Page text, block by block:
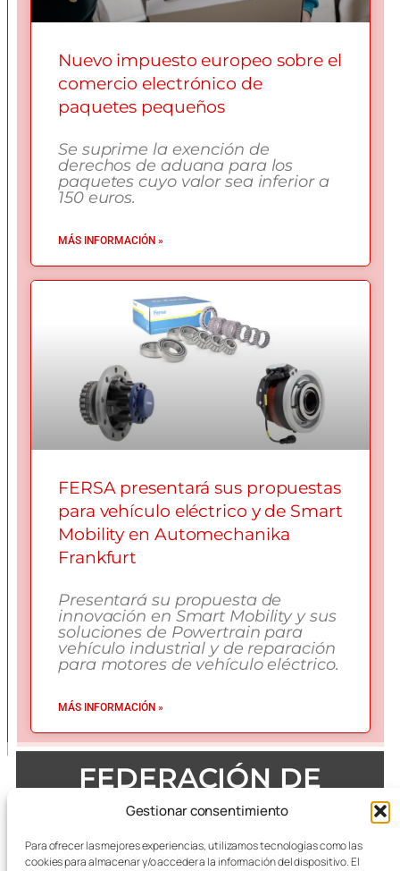
Gestionar consentimiento
Para ofrecer las mejores experiencias, utilizamos tecnologías como las
cookies para almacenar y/o acceder a la información del dispositivo. El
Nuevo impuesto europeo sobre el
comercio electrónico de
paquetes pequeños
Se suprime la exención de
derechos de aduana para los
paquetes cuyo valor sea inferior a
150 euros.
MÁS INFORMACIÓN »
FERSA presentará sus propuestas
para vehículo eléctrico y de Smart
Mobility en Automechanika
Frankfurt
Presentará su propuesta de
innovación en Smart Mobility y sus
soluciones de Powertrain para
vehículo industrial y de reparación
para motores de vehículo eléctrico.
MÁS INFORMACIÓN »
FEDERACIÓN DE
EMPRESAS DEL METAL
DE ZARAGOZA